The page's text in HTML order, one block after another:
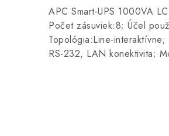
APC Smart-UPS 1000VA
Počet zásuviek:8; Účel
Topológia:Line-
RS-232, LAN konektivita;